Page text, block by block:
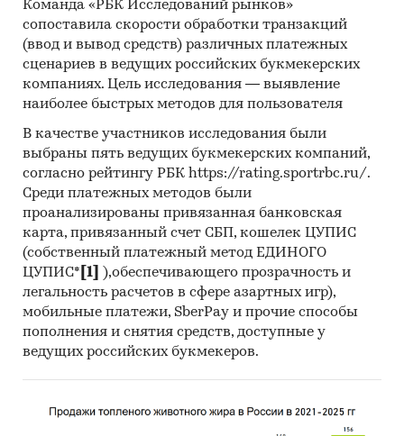
LTD, QINGZHOU BOXINHUASHENG HYDRAULIC
TECHNOLOGY CO., LTD, A.S.C. HIDROLIK END INS
SAN VE TIC A.S., SHENZHEN YINGCHONG IMPORT
& EXPORT CO., LTD
Выдержки из исследования:
- На российском рынке гидрораспределителей
сформировалась импортоориентированная
модель, более 69% рынка составляет
продукция зарубежных производителей.
- Сальдо торгового баланса было
отрицательное и составляло 0,7 тыс.т.
- Лидером по импортным поставкам в 2025 г.
является Китай (более 86%).
- В импорте наибольшую долю занимает
сегмент low-priced с долей 71,1%, основные
поставки сегмента из стран: Китай, Украина,
Болгария. Сегмент high-priced представлен
долей в 17,4% преимущественно из стран:
Германия, Китай, Италия.
Команда «РБК Исследований рынков»
сопоставила скорости обработки транзакций
(ввод и вывод средств) различных платежных
сценариев в ведущих российских букмекерских
компаниях. Цель исследования — выявление
наиболее быстрых методов для пользователя
В качестве участников исследования были
выбраны пять ведущих букмекерских компаний,
согласно рейтингу РБК https://rating.sportrbc.ru/.
Среди платежных методов были
проанализированы привязанная банковская
карта, привязанный счет СБП, кошелек ЦУПИС
(собственный платежный метод ЕДИНОГО
ЦУПИС* [1]
),обеспечивающего прозрачность и
легальность расчетов в сфере азартных игр),
мобильные платежи, SberPay и прочие способы
пополнения и снятия средств, доступные у
ведущих российских букмекеров.